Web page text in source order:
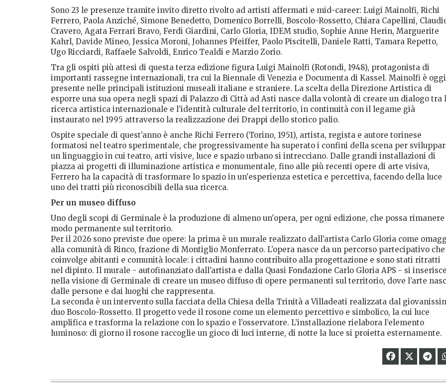
Sono 23 le presenze tramite invito diretto rivolto ad artisti affermati e mid-career: Luigi Mainolfi, Richi
Ferrero, Paola Anziché, Simone Benedetto, Domenico Borrelli, Boscolo-Rossetto, Chiara Capellini,
Cravero, Agata Ferrari Bravo, Ferdi Giardini, Carlo Gloria, IDEM studio, Sophie Anne Herin, Marguerite
Kahrl, Davide Mineo, Jessica Moroni, Johannes Pfeiffer, Paolo Piscitelli, Daniele Ratti, Tamara Repetto,
Ugo Ricciardi, Raffaele Salvoldi, Enrico Tealdi e Marzio Zorio.
Tra gli ospiti più attesi di questa terza edizione figura Luigi Mainolfi (Rotondi, 1948), protagonista di
importanti rassegne internazionali, tra cui la Biennale di Venezia e Documenta di Kassel. Mainolfi è oggi
presente nelle principali istituzioni museali italiane e straniere. La scelta della Direzione Artistica di
esporre una sua opera negli spazi di Palazzo di Città ad Asti nasce dalla volontà di creare un dialogo tra
ricerca artistica internazionale e l’identità culturale del territorio, in continuità con il legame già
instaurato nel 1995 attraverso la realizzazione dei Drappi dello storico palio.
Ospite speciale di quest’anno è anche Richi Ferrero (Torino, 1951), artista, regista e autore torinese
formatosi nel teatro sperimentale, che progressivamente ha superato i confini della scena per
un linguaggio in cui teatro, arti visive, luce e spazio urbano si intrecciano. Dalle grandi installazioni di
piazza ai progetti di illuminazione artistica e monumentale, fino alle più recenti opere di arte visiva,
Ferrero ha la capacità di trasformare lo spazio in un'esperienza estetica e percettiva, facendo della luce
uno dei tratti più riconoscibili della sua ricerca.
Per un museo diffuso
Uno degli scopi di Germinale è la produzione di almeno un'opera, per ogni edizione, che possa
modo permanente sul territorio.
Per il 2026 sono previste due opere: la prima è un murale realizzato dall’artista Carlo Gloria come
alla comunità di Rinco, frazione di Montiglio Monferrato. L’opera nasce da un percorso partecipativo che
coinvolge abitanti e comunità locale: i cittadini hanno contribuito alla progettazione e sono stati ritratti
nel dipinto. Il murale - autofinanziato dall’artista e dalla Quasi Fondazione Carlo Gloria APS - si inserisce
nella visione di Germinale di creare un museo diffuso di opere permanenti sul territorio, dove l’arte
dalle persone e dai luoghi che rappresenta.
La seconda è un intervento sulla facciata della Chiesa della Trinità a Villadeati realizzata dal
duo Boscolo-Rossetto. Il progetto vede il rosone come un elemento percettivo e simbolico, la cui luce
amplifica e trasforma la relazione con lo spazio e l’osservatore. L’installazione rielabora l’elemento
luminoso: di giorno il rosone raccoglie un gioco di luci interne, di notte la luce si proietta esternamente.